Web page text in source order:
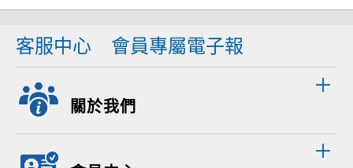
客服中心 會員專屬電子報
關於我們